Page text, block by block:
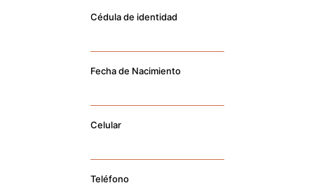
Cédula de identidad
Fecha de Nacimiento
Celular
Teléfono